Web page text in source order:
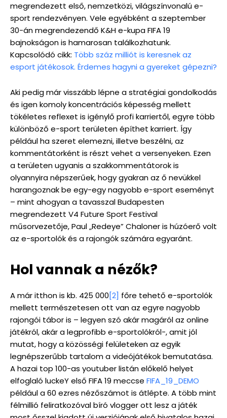
megrendezett első, nemzetközi, világszínvonalú e-
sport rendezvényen. Vele egyébként a szeptember
30-án megrendezendő K&H e-kupa FIFA 19
bajnokságon is hamarosan találkozhatunk.
Kapcsolódó cikk: Több száz milliót is keresnek az
esport játékosok. Érdemes hagyni a gyereket gépezni?
Aki pedig már visszább lépne a stratégiai gondolkodás
és igen komoly koncentrációs képesség mellett
tökéletes reflexet is igénylő profi karriertől, egyre több
különböző e-sport területen építhet karriert. Így
például ha szeret elemezni, illetve beszélni, az
kommentátorként is részt vehet a versenyeken. Ezen
a területen ugyanis a szakkommentátorok is
olyannyira népszerűek, hogy gyakran az ő nevükkel
harangoznak be egy-egy nagyobb e-sport eseményt
– mint ahogyan a tavasszal Budapesten
megrendezett V4 Future Sport Festival
műsorvezetője, Paul „Redeye” Chaloner is húzóerő volt
az e-sportolók és a rajongók számára egyaránt.
Hol vannak a nézők?
A már itthon is kb. 425 000[2] főre tehető e-sportolók
mellett természetesen ott van az egyre nagyobb
rajongói tábor is – legyen szó akár magáról az online
játékról, akár a legprofibb e-sportolókról-, amit jól
mutat, hogy a közösségi felületeken az egyik
legnépszerűbb tartalom a videójátékok bemutatása.
A hazai top 100-as youtuber listán előkelő helyet
elfoglaló luckeY első FIFA 19 meccse FIFA_19_DEMO
például a 60 ezres nézőszámot is átlépte. A több mint
félmillió feliratkozóval bíró vlogger ott lesz a játék